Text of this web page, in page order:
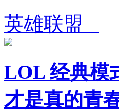
英雄联盟
LOL 经典模
才是真的青